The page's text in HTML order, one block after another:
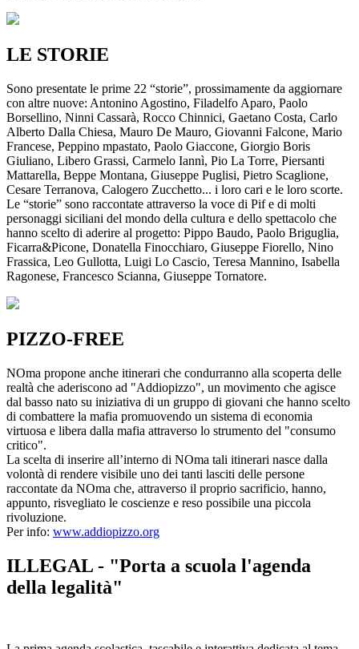
LE STORIE
Sono presentate le prime 22 “storie”, prossimamente da aggiornare
con altre nuove: Antonino Agostino, Filadelfo Aparo, Paolo
Borsellino, Ninni Cassarà, Rocco Chinnici, Gaetano Costa, Carlo
Alberto Dalla Chiesa, Mauro De Mauro, Giovanni Falcone, Mario
Francese, Peppino mpastato, Paolo Giaccone, Giorgio Boris
Giuliano, Libero Grassi, Carmelo Iannì, Pio La Torre, Piersanti
Mattarella, Beppe Montana, Giuseppe Puglisi, Pietro Scaglione,
Cesare Terranova, Calogero Zucchetto... i loro cari e le loro scorte.
Le “storie” sono raccontate attraverso la voce di Pif e di molti
personaggi siciliani del mondo della cultura e dello spettacolo che
hanno scelto di aderire al progetto: Pippo Baudo, Paolo Briguglia,
Ficarra&Picone, Donatella Finocchiaro, Giuseppe Fiorello, Nino
Frassica, Leo Gullotta, Luigi Lo Cascio, Teresa Mannino, Isabella
Ragonese, Francesco Scianna, Giuseppe Tornatore.
PIZZO-FREE
NOma propone anche itinerari che condurranno alla scoperta delle
realtà che aderiscono ad "Addiopizzo", un movimento che agisce
dal basso nato su iniziativa di un gruppo di giovani che hanno scelto
di combattere la mafia promuovendo un sistema di economia
virtuosa e libera dalla mafia attraverso lo strumento del "consumo
critico".
La scelta di inserire all’interno di NOma tali itinerari nasce dalla
volontà di rendere visibile uno dei tanti lasciti delle persone
raccontate da NOma che, attraverso il proprio sacrificio, hanno,
appunto, risvegliato le coscienze e reso possibile una piccola
rivoluzione.
Per info: www.addiopizzo.org
ILLEGAL - "Porta a scuola l'agenda
della legalità"